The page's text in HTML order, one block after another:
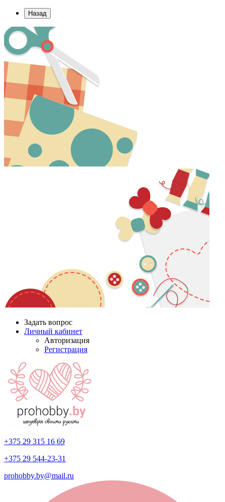
Назад
Задать вопрос
Личный кабинет
Авторизация
Регистрация
+375 29 315 16 69
+375 29 544-23-31
prohobby.by@mail.ru